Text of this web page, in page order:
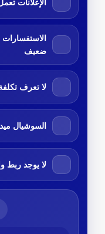
الإعلانات
ضعيف
لا تعرف
السوشيال
لا يوجد ربط